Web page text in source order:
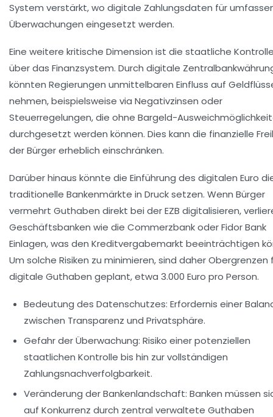
System verstärkt, wo digitale Zahlungsdaten für
Überwachungen eingesetzt werden.
Eine weitere kritische Dimension ist die staatliche
über das Finanzsystem. Durch digitale
könnten Regierungen unmittelbaren Einfluss auf
nehmen, beispielsweise via Negativzinsen oder
Steuerregelungen, die ohne Bargeld-
durchgesetzt werden können. Dies kann die finanzielle
der Bürger erheblich einschränken.
Darüber hinaus könnte die Einführung des digitalen Euro
traditionelle Bankenmärkte in Druck setzen. Wenn Bürger
vermehrt Guthaben direkt bei der EZB digitalisieren,
Geschäftsbanken wie die Commerzbank oder Fidor Bank
Einlagen, was den Kreditvergabemarkt beeinträchtigen
Um solche Risiken zu minimieren, sind daher Obergrenzen
digitale Guthaben geplant, etwa 3.000 Euro pro Person.
Bedeutung des Datenschutzes: Erfordernis einer
zwischen Transparenz und Privatsphäre.
Gefahr der Überwachung: Risiko einer potenziellen
staatlichen Kontrolle bis hin zur vollständigen
Zahlungsnachverfolgbarkeit.
Veränderung der Bankenlandschaft: Banken müssen
auf Konkurrenz durch zentral verwaltete Guthaben